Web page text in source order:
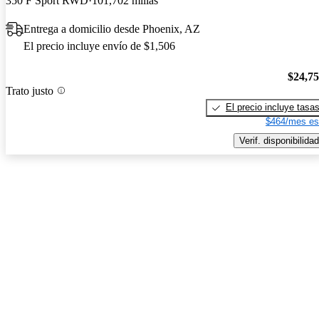
Entrega a domicilio desde Phoenix, AZ
El precio incluye envío de $1,506
Trato justo
El precio incluye tasas
$464/mes
Verif. disponibilidad